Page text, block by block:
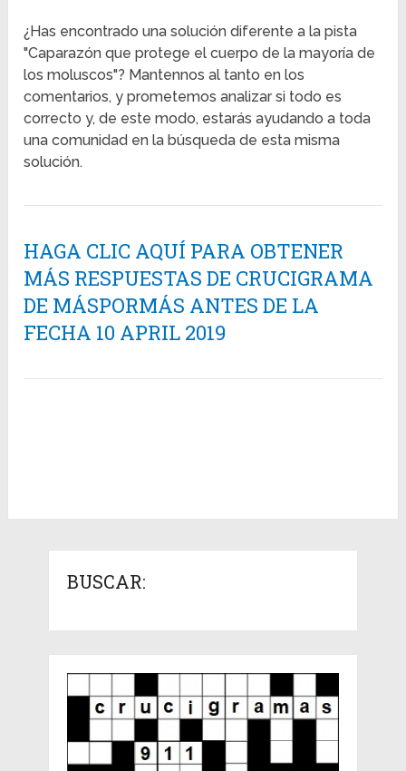
¿Has encontrado una solución diferente a la pista
"Caparazón que protege el cuerpo de la mayoría de
los moluscos"? Mantennos al tanto en los
comentarios, y prometemos analizar si todo es
correcto y, de este modo, estarás ayudando a toda
una comunidad en la búsqueda de esta misma
solución.
HAGA CLIC AQUÍ PARA OBTENER
MÁS RESPUESTAS DE CRUCIGRAMA
DE MÁSPORMÁS ANTES DE LA
FECHA 10 APRIL 2019
BUSCAR: